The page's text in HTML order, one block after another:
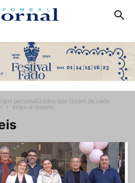
personalizados que fazem de cada
artes-e-papeis